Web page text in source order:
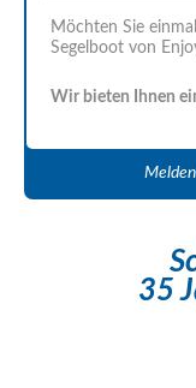
Möchten Sie
Segelboot von
Wir bieten Ihnen
35